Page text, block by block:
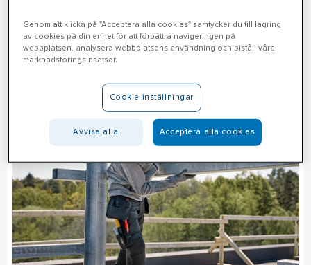
Genom att klicka på "Acceptera alla cookies" samtycker du till lagring
av cookies på din enhet för att förbättra navigeringen på
webbplatsen, analysera webbplatsens användning och bistå i våra
marknadsföringsinsatser.
Cookie-inställningar
Avvisa alla Acceptera alla cookies